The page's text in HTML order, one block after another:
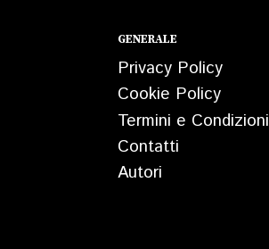
GENERALE
Privacy Policy
Cookie Policy
Termini e Condizioni
Contatti
Autori